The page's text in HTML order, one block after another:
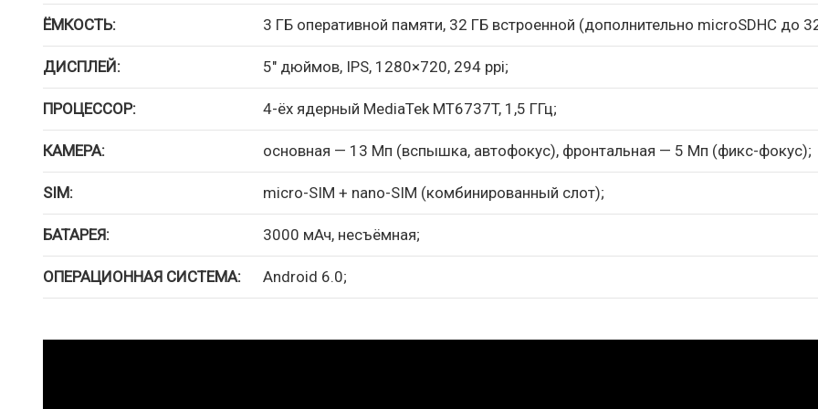
ЁМКОСТЬ: 3 ГБ оперативной памяти, 32 ГБ встроенной (дополнительно microSDHC до
ДИСПЛЕЙ: 5″ дюймов, IPS, 1280×720, 294 ppi;
ПРОЦЕССОР: 4-ёх ядерный MediaTek MT6737T, 1,5 ГГц;
КАМЕРА: основная — 13 Мп (вспышка, автофокус), фронтальная — 5 Мп (фикс-фокус);
SIM: micro-SIM + nano-SIM (комбинированный слот);
БАТАРЕЯ: 3000 мАч, несъёмная;
ОПЕРАЦИОННАЯ СИСТЕМА: Android 6.0;